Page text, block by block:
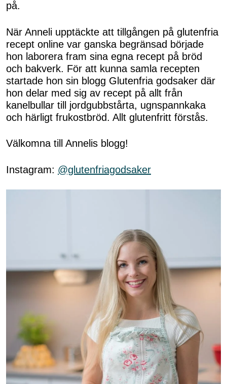
Om Oss
på.
När Anneli upptäckte att tillgången på glutenfria
recept online var ganska begränsad började
hon laborera fram sina egna recept på bröd
och bakverk. För att kunna samla recepten
startade hon sin blogg Glutenfria godsaker där
hon delar med sig av recept på allt från
kanelbullar till jordgubbstårta, ugnspannkaka
och härligt frukostbröd. Allt glutenfritt förstås.
Välkomna till Annelis blogg!
Instagram: @glutenfriagodsaker